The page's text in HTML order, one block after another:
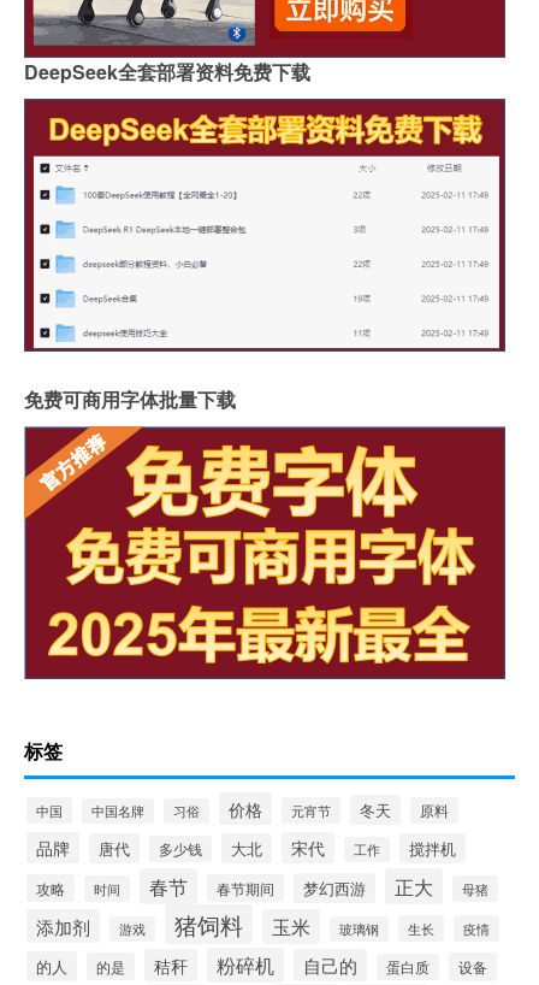
DeepSeek全套部署资料免费下载
免费可商用字体批量下载
标签
中国 中国名牌 习俗 价格 元宵节 冬天 原料
品牌 唐代 多少钱 大北 宋代 工作 搅拌机
攻略 时间 春节 春节期间 梦幻西游 正大 母猪
添加剂 游戏 猪饲料 玉米 玻璃钢 生长 疫情
的人 的是 秸秆 粉碎机 自己的 蛋白质 设备